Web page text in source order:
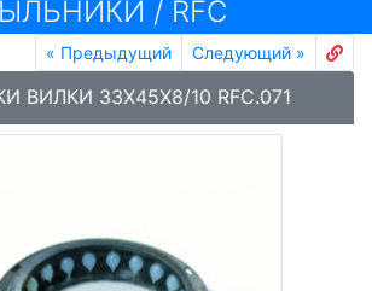
/ RFC
« Предыдущий Следующий »
ВИЛКИ 33X45X8/10 RFC.071